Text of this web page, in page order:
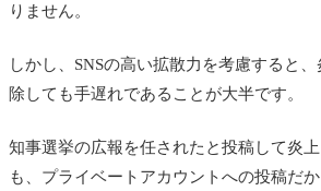
りません。
しかし、SNSの高い拡散力を考慮すると
除しても手遅れであることが大半です。
知事選挙の広報を任されたと投稿して炎
も、プライベートアカウントへの投稿だ